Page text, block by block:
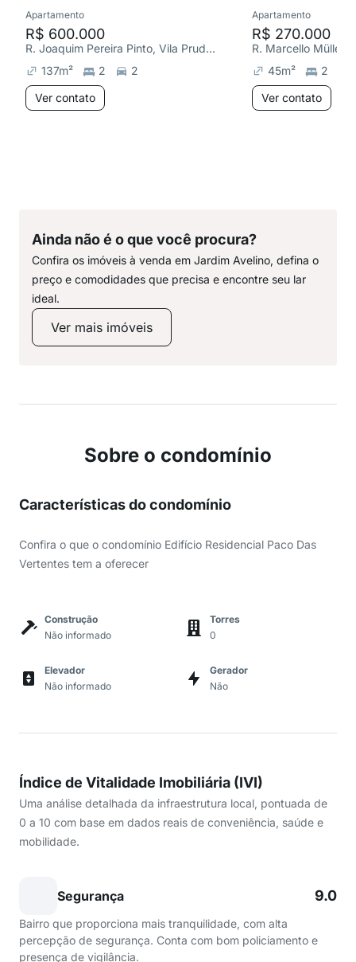
Apartamento
R$ 600.000
R. Joaquim Pereira Pinto, Vila Prudente
137m² 2
2
Ver contato
Apartamento
R$ 270.000
45m²
2
Ver contato
Ainda não é o que você procura?
Confira os imóveis à venda em Jardim Avelino, defina o
preço e comodidades que precisa e encontre seu lar
ideal.
Ver mais imóveis
Sobre o condomínio
Características do condomínio
Confira o que o condomínio Edifício Residencial Paco Das
Vertentes tem a oferecer
Construção
Não informado
Torres
0
Elevador
Não informado
Gerador
Não
Índice de Vitalidade Imobiliária (IVI)
Uma análise detalhada da infraestrutura local, pontuada de
0 a 10 com base em dados reais de conveniência, saúde e
mobilidade.
Segurança 9.0
Bairro que proporciona mais tranquilidade, com alta
percepção de segurança. Conta com bom policiamento e
presença de vigilância.